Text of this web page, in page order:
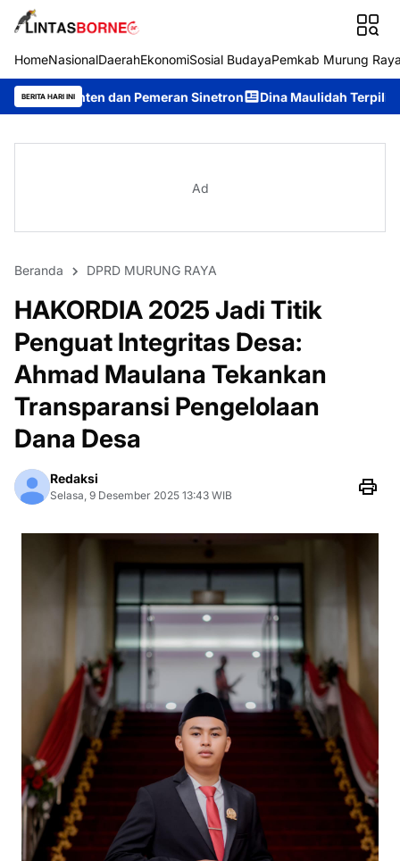
HomeNasionalDaerahEkonomiSosial BudayaPemkab Murung
BERITA HARI INI
Pemeran Sinetron Dina Maulidah Terpilih Aklamasi Pimpin
Ad
Beranda DPRD MURUNG RAYA
HAKORDIA 2025 Jadi Titik
Penguat Integritas Desa:
Ahmad Maulana Tekankan
Transparansi Pengelolaan
Dana Desa
Redaksi
Selasa, 9 Desember 2025 13:43 WIB